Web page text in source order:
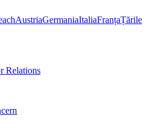
AustriaGermaniaItaliaFranțaȚările
Relations